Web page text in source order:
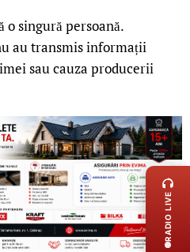
singură persoană.
au transmis informații
sau cauza producerii
LIVE
RADIO LIVE